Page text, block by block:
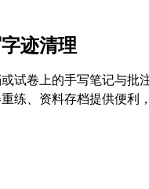
迹清理
试卷上的手写笔记与批
练、资料存档提供便利